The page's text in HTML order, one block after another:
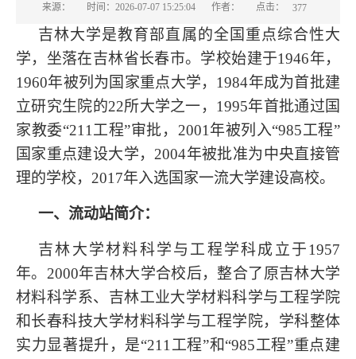
来源： 时间：2026-07-07 15:25:04 作者： 点击： 377
吉林大学是教育部直属的全国重点综合性大
学，坐落在吉林省长春市。学校始建于1946年，
1960年被列为国家重点大学，1984年成为首批建
立研究生院的22所大学之一，1995年首批通过国
家教委“211工程”审批，2001年被列入“985工程”
国家重点建设大学，2004年被批准为中央直接管
理的学校，2017年入选国家一流大学建设高校。
一、流动站简介：
吉林大学材料科学与工程学科成立于1957
年。2000年吉林大学合校后，整合了原吉林大学
材料科学系、吉林工业大学材料科学与工程学院
和长春科技大学材料科学与工程学院，学科整体
实力显著提升，是“211工程”和“985工程”重点建